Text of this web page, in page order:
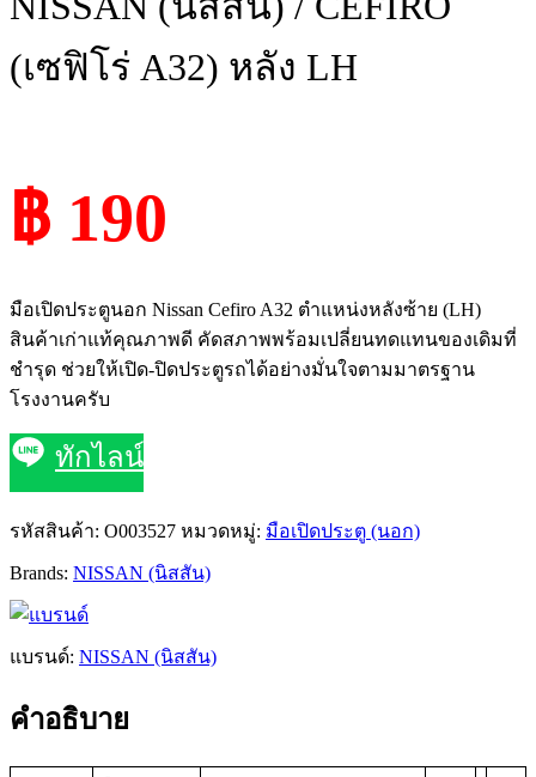
(เซฟิโร่ A32) หลัง LH
฿ 190
มือเปิดประตูนอก Nissan Cefiro A32 ตำแหน่งหลังซ้าย (LH)
สินค้าเก่าแท้คุณภาพดี คัดสภาพพร้อมเปลี่ยนทดแทนของเดิมที่
ชำรุด ช่วยให้เปิด-ปิดประตูรถได้อย่างมั่นใจตามมาตรฐาน
โรงงานครับ
ทักไลน์
รหัสสินค้า: O003527 หมวดหมู่: มือเปิดประตู (นอก)
Brands: NISSAN (นิสสัน)
แบรนด์: NISSAN (นิสสัน)
คำอธิบาย